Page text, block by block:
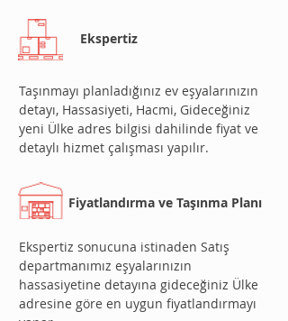
Ekspertiz
Taşınmayı planladığınız ev eşyalarınızın
detayı, Hassasiyeti, Hacmi, Gideceğiniz
yeni Ülke adres bilgisi dahilinde fiyat ve
detaylı hizmet çalışması yapılır.
Fiyatlandırma ve Taşınma Planı
Ekspertiz sonucuna istinaden Satış
departmanımız eşyalarınızın
hassasiyetine detayına gideceğiniz Ülke
adresine göre en uygun fiyatlandırmayı